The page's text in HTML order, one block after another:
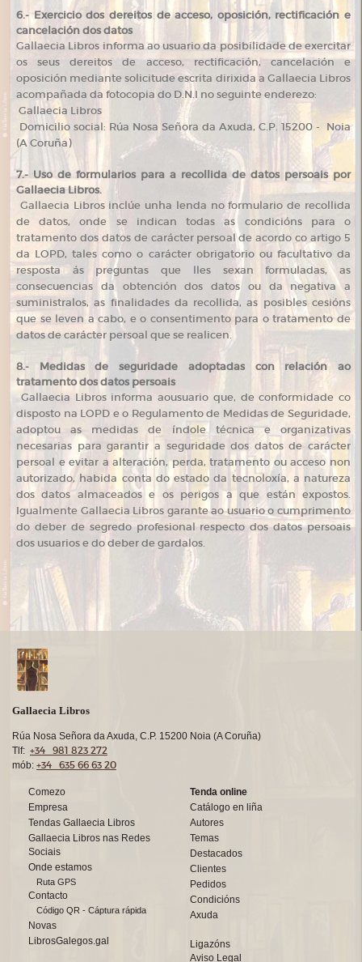
6.- Exercicio dos dereitos de acceso, oposición, rectificación e
cancelación dos datos
Gallaecia Libros informa ao usuario da posibilidade de exercitar
os seus dereitos de acceso, rectificación, cancelación e
oposición mediante solicitude escrita dirixida a Gallaecia Libros
acompañada da fotocopia do D.N.I no seguinte enderezo:
Gallaecia Libros
Domicilio social: Rúa Nosa Señora da Axuda, C.P. 15200 - Noia
(A Coruña)
7.- Uso de formularios para a recollida de datos persoais por
Gallaecia Libros.
Gallaecia Libros inclúe unha lenda no formulario de recollida
de datos, onde se indican todas as condicións para o
tratamento dos datos de carácter persoal de acordo co artigo 5
da LOPD, tales como o carácter obrigatorio ou facultativo da
resposta ás preguntas que lles sexan formuladas, as
consecuencias da obtención dos datos ou da negativa a
suministralos, as finalidades da recollida, as posibles cesións
que se leven a cabo, e o consentimento para o tratamento de
datos de carácter persoal que se realicen.
8.- Medidas de seguridade adoptadas con relación ao
tratamento dos datos persoais
Gallaecia Libros informa aousuario que, de conformidade co
disposto na LOPD e o Regulamento de Medidas de Seguridade,
adoptou as medidas de índole técnica e organizativas
necesarias para garantir a seguridade dos datos de carácter
persoal e evitar a alteración, perda, tratamento ou acceso non
autorizado, habida conta do estado da tecnoloxía, a natureza
dos datos almaceados e os perigos a que están expostos.
Igualmente Gallaecia Libros garante ao usuario o cumprimento
do deber de segredo profesional respecto dos datos persoais
dos usuarios e do deber de gardalos.
Gallaecia Libros
Rúa Nosa Señora da Axuda, C.P. 15200 Noia (A Coruña)
Tlf: +34 981 823 272
mób: +34 635 66 63 20
Comezo
Empresa
Tendas Gallaecia Libros
Gallaecia Libros nas Redes
Sociais
Onde estamos
Ruta GPS
Contacto
Código QR - Cáptura rápida
Novas
LibrosGalegos.gal
Tenda online
Catálogo en liña
Autores
Temas
Destacados
Clientes
Pedidos
Condicións
Axuda
Ligazóns
Aviso Legal